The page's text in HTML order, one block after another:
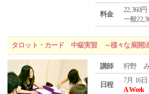
料金
22,360円
一般
タロット・カード 中級実習 ～様々な展開
講師 狩野 み
日程
7月 16
A Week